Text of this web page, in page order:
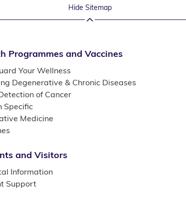
Hide Sitemap
Programmes and Vaccines
Your Wellness
Degenerative & Chronic Diseases
of Cancer
Specific
Medicine
and Visitors
Information
Support